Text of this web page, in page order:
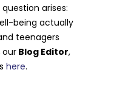
arises:
being actually
teenagers
our Blog Editor,
here.